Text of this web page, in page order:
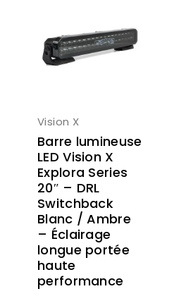
Vision X
Barre lumineuse
LED Vision X
Explora Series
20″ – DRL
Switchback
Blanc / Ambre
– Éclairage
longue portée
haute
performance